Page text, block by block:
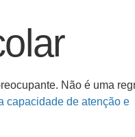
Não é uma
capacidade de atenção e